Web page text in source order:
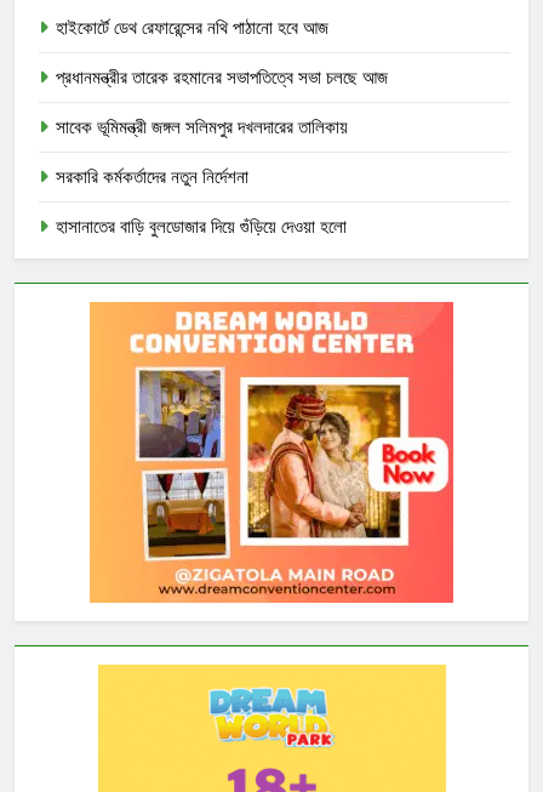
হাইকোর্টে ডেথ রেফারেন্সের নথি পাঠানো হবে আজ
প্রধানমন্ত্রীর তারেক রহমানের সভাপতিত্বে সভা চলছে আজ
সাবেক ভূমিমন্ত্রী জঙ্গল সলিমপুর দখলদারের তালিকায়
সরকারি কর্মকর্তাদের নতুন নির্দেশনা
হাসানাতের বাড়ি বুলডোজার দিয়ে গুঁড়িয়ে দেওয়া হলো